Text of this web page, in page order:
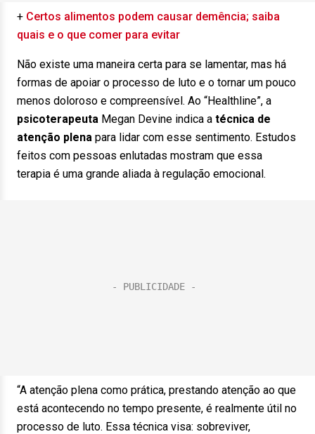
+ Certos alimentos podem causar demência; saiba
quais e o que comer para evitar
Não existe uma maneira certa para se lamentar, mas há
formas de apoiar o processo de luto e o tornar um pouco
menos doloroso e compreensível. Ao “Healthline”, a
psicoterapeuta Megan Devine indica a técnica de
atenção plena para lidar com esse sentimento. Estudos
feitos com pessoas enlutadas mostram que essa
terapia é uma grande aliada à regulação emocional.
“A atenção plena como prática, prestando atenção ao que
está acontecendo no tempo presente, é realmente útil no
processo de luto. Essa técnica visa: sobreviver,